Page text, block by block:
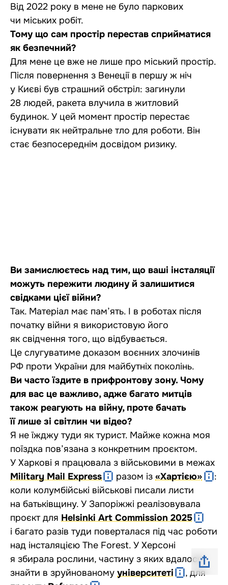
Від 2022 року в мене не було паркових
чи міських робіт.
Тому що сам простір перестав сприйматися
як безпечний?
Для мене це вже не лише про міський простір.
Після повернення з Венеції в першу ж ніч
у Києві був страшний обстріл: загинули
28 людей, ракета влучила в житловий
будинок. У цей момент простір перестає
існувати як нейтральне тло для роботи. Він
стає безпосереднім досвідом ризику.
Ви замислюєтесь над тим, що ваші інсталяції
можуть пережити людину й залишитися
свідками цієї війни?
Так. Матеріал має пам’ять. І в роботах після
початку війни я використовую його
як свідчення того, що відбувається.
Це слугуватиме доказом воєнних злочинів
РФ проти України для майбутніх поколінь.
Ви часто їздите в прифронтову зону. Чому
для вас це важливо, адже багато митців
також реагують на війну, проте бачать
її лише зі світлин чи відео?
Я не їжджу туди як турист. Майже кожна моя
поїздка пов’язана з конкретним проєктом.
У Харкові я працювала з військовими в межах
Military Mail Express
разом із«Хартією»
:
коли колумбійські військові писали листи
на батьківщину. У Запоріжжі реалізовувала
проєкт для Helsinki Art Commission 2025
і багато разів туди поверталася під час роботи
над інсталяцією The Forest. У Херсоні
я збирала рослини, частину з яких вдалося
знайти в зруйнованому університеті
, для